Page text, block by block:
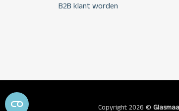
B2B klant worden
Copyright 2026 ©